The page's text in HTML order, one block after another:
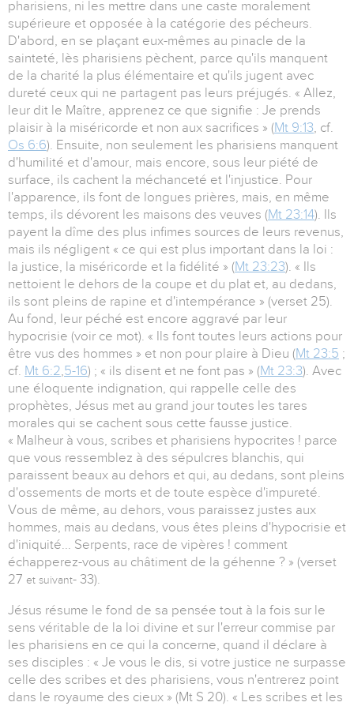
pharisiens, ni les mettre dans une caste moralement
supérieure et opposée à la catégorie des pécheurs.
D'abord, en se plaçant eux-mêmes au pinacle de la
sainteté, lès pharisiens pèchent, parce qu'ils manquent
de la charité la plus élémentaire et qu'ils jugent avec
dureté ceux qui ne partagent pas leurs préjugés. « Allez,
leur dit le Maître, apprenez ce que signifie : Je prends
plaisir à la miséricorde et non aux sacrifices » (Mt 9:13, cf.
Os 6:6). Ensuite, non seulement les pharisiens manquent
d'humilité et d'amour, mais encore, sous leur piété de
surface, ils cachent la méchanceté et l'injustice. Pour
l'apparence, ils font de longues prières, mais, en même
temps, ils dévorent les maisons des veuves (Mt 23:14). Ils
payent la dîme des plus infimes sources de leurs revenus,
mais ils négligent « ce qui est plus important dans la loi :
la justice, la miséricorde et la fidélité » (Mt 23:23). « Ils
nettoient le dehors de la coupe et du plat et, au dedans,
ils sont pleins de rapine et d'intempérance » (verset 25).
Au fond, leur péché est encore aggravé par leur
hypocrisie (voir ce mot). « Ils font toutes leurs actions pour
être vus des hommes » et non pour plaire à Dieu (Mt 23:5 ;
cf. Mt 6:2,5-16) ; « ils disent et ne font pas » (Mt 23:3). Avec
une éloquente indignation, qui rappelle celle des
prophètes, Jésus met au grand jour toutes les tares
morales qui se cachent sous cette fausse justice.
« Malheur à vous, scribes et pharisiens hypocrites ! parce
que vous ressemblez à des sépulcres blanchis, qui
paraissent beaux au dehors et qui, au dedans, sont pleins
d'ossements de morts et de toute espèce d'impureté.
Vous de même, au dehors, vous paraissez justes aux
hommes, mais au dedans, vous êtes pleins d'hypocrisie et
d'iniquité... Serpents, race de vipères ! comment
échapperez-vous au châtiment de la géhenne ? » (verset
27 et suivant- 33).
Jésus résume le fond de sa pensée tout à la fois sur le
sens véritable de la loi divine et sur l'erreur commise par
les pharisiens en ce qui la concerne, quand il déclare à
ses disciples : « Je vous le dis, si votre justice ne surpasse
celle des scribes et des pharisiens, vous n'entrerez point
dans le royaume des cieux » (Mt S 20). « Les scribes et les